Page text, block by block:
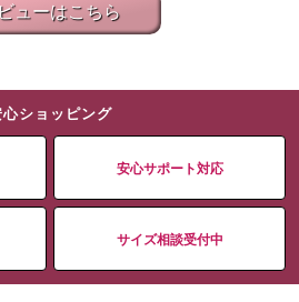
ューはこちら
心ショッピング
安心サポート対応
サイズ相談受付中